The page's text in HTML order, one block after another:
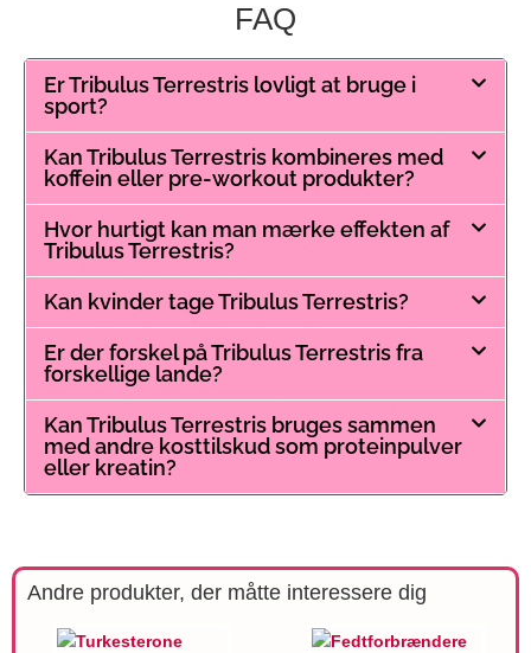
FAQ
Er Tribulus Terrestris lovligt at bruge i
sport?
Kan Tribulus Terrestris kombineres med
koffein eller pre-workout produkter?
Hvor hurtigt kan man mærke effekten af
Tribulus Terrestris?
Kan kvinder tage Tribulus Terrestris?
Er der forskel på Tribulus Terrestris fra
forskellige lande?
Kan Tribulus Terrestris bruges sammen
med andre kosttilskud som proteinpulver
eller kreatin?
Andre produkter, der måtte interessere dig